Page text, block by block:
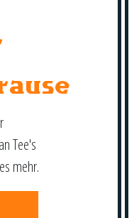
Tee's
mehr.